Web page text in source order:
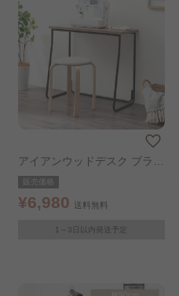
アイアンウッドデスク ブラッ
ク／アッシュブラウン
販売価格
¥6,980 送料無料
1～3日以内発送予定